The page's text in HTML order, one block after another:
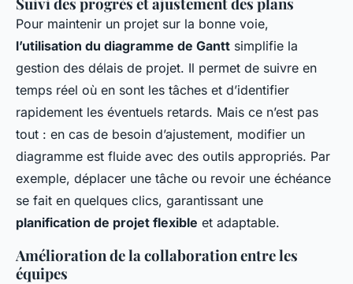
Pour maintenir un projet sur la bonne voie,
l’utilisation du diagramme de Gantt simplifie la
gestion des délais de projet. Il permet de suivre en
temps réel où en sont les tâches et d’identifier
rapidement les éventuels retards. Mais ce n’est pas
tout : en cas de besoin d’ajustement, modifier un
diagramme est fluide avec des outils appropriés. Par
exemple, déplacer une tâche ou revoir une échéance
se fait en quelques clics, garantissant une
planification de projet flexible et adaptable.
Amélioration de la collaboration entre les
équipes